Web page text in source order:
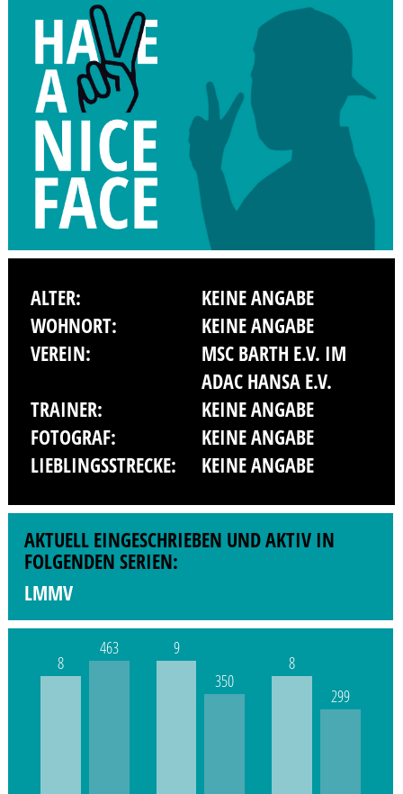
ALTER:
KEINE ANGABE
WOHNORT:
KEINE ANGABE
VEREIN:
MSC BARTH E.V. IM
ADAC HANSA E.V.
TRAINER:
KEINE ANGABE
FOTOGRAF:
KEINE ANGABE
LIEBLINGSSTRECKE:
KEINE ANGABE
AKTUELL EINGESCHRIEBEN UND AKTIV IN
FOLGENDEN SERIEN:
LMMV
8
463 9
350
8
299